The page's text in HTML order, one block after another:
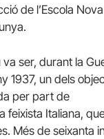
de l’Escola
ser, durant la
1937, un dels
per part de
feixista Italiana,
Més de seixanta